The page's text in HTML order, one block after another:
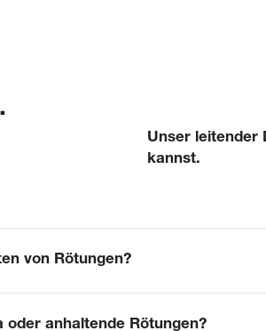
Unser leitender
kannst.
von Rötungen?
oder anhaltende Rötungen?